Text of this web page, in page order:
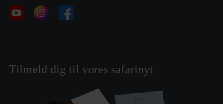
Tilmeld dig til vores safarinyt